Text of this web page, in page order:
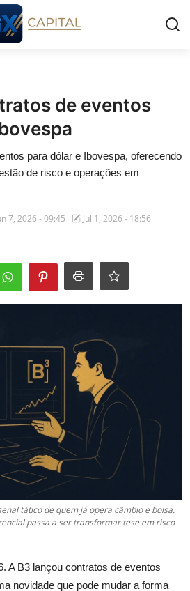
de eventos
para dólar e Ibovespa, oferecendo
de risco e operações em
7, 2026 - 09:45
Jul 1, 2026 - 18:56
tático de quem já opera câmbio e bolsa.
passa a ser transformar tese em risco
A B3 lançou contratos de eventos
novidade que pode mudar a forma